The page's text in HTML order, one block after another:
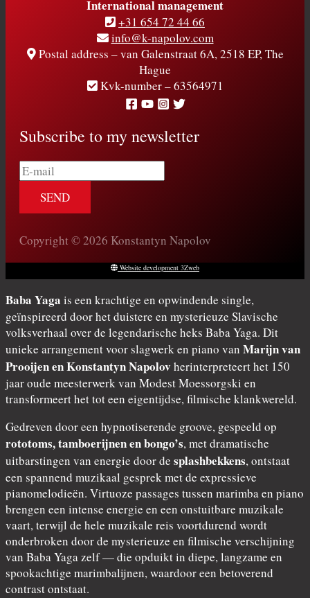
International management
+31 654 72 44 66
info@k-napolov.com
Postal address – van Galenstraat 6A, 2518 EP, The
Hague
Kvk-number – 63564971
Subscribe to my newsletter
E-
mail
Copyright © 2026 Konstantyn Napolov
Website development 3Zweb
Baba Yaga is een krachtige en opwindende single,
geïnspireerd door het duistere en mysterieuze Slavische
volksverhaal over de legendarische heks Baba Yaga. Dit
unieke arrangement voor slagwerk en piano van Marijn van
Prooijen en Konstantyn Napolov herinterpreteert het 150
jaar oude meesterwerk van Modest Moessorgski en
transformeert het tot een eigentijdse, filmische klankwereld.
Gedreven door een hypnotiserende groove, gespeeld op
rototoms, tamboerijnen en bongo’s, met dramatische
uitbarstingen van energie door de splashbekkens, ontstaat
een spannend muzikaal gesprek met de expressieve
pianomelodieën. Virtuoze passages tussen marimba en piano
brengen een intense energie en een onstuitbare muzikale
vaart, terwijl de hele muzikale reis voortdurend wordt
onderbroken door de mysterieuze en filmische verschijning
van Baba Yaga zelf — die opduikt in diepe, langzame en
spookachtige marimbalijnen, waardoor een betoverend
contrast ontstaat.